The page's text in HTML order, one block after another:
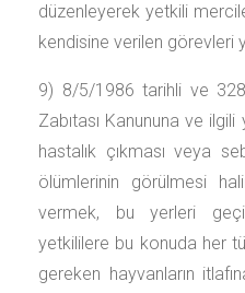
düzenleyerek yetkili
kendisine verilen görevleri
9) 8/5/1986 tarihli ve
Zabıtası Kanununa ve
hastalık çıkması veya
ölümlerinin görülmesi
vermek, bu yerleri
yetkililere bu konuda her
gereken hayvanların